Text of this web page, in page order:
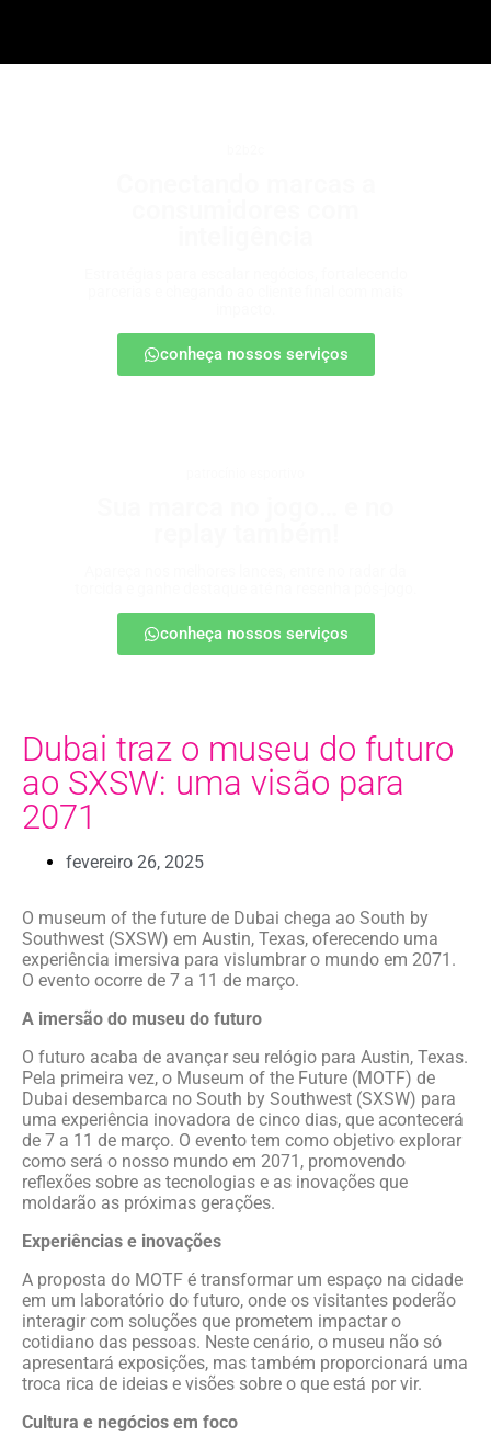
conheça nossos serviços
conheça nossos serviços
Dubai traz o museu do futuro
ao SXSW: uma visão para
2071
fevereiro 26, 2025
O museum of the future de Dubai chega ao South by
Southwest (SXSW) em Austin, Texas, oferecendo uma
experiência imersiva para vislumbrar o mundo em 2071.
O evento ocorre de 7 a 11 de março.
A imersão do museu do futuro
O futuro acaba de avançar seu relógio para Austin, Texas.
Pela primeira vez, o Museum of the Future (MOTF) de
Dubai desembarca no South by Southwest (SXSW) para
uma experiência inovadora de cinco dias, que acontecerá
de 7 a 11 de março. O evento tem como objetivo explorar
como será o nosso mundo em 2071, promovendo
reflexões sobre as tecnologias e as inovações que
moldarão as próximas gerações.
Experiências e inovações
A proposta do MOTF é transformar um espaço na cidade
em um laboratório do futuro, onde os visitantes poderão
interagir com soluções que prometem impactar o
cotidiano das pessoas. Neste cenário, o museu não só
apresentará exposições, mas também proporcionará uma
troca rica de ideias e visões sobre o que está por vir.
Cultura e negócios em foco